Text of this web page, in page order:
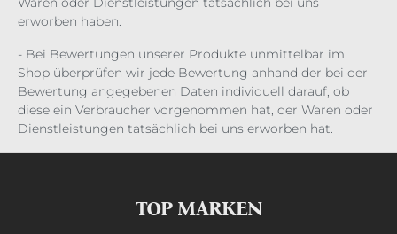
erworben haben.
- Bei Bewertungen unserer Produkte unmittelbar im
Shop überprüfen wir jede Bewertung anhand der bei der
Bewertung angegebenen Daten individuell darauf, ob
diese ein Verbraucher vorgenommen hat, der Waren oder
Dienstleistungen tatsächlich bei uns erworben hat.
TOP MARKEN